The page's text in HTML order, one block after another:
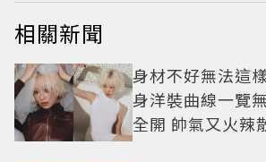
相關新聞
身材不好無法這
身洋裝曲線一覽
全開 帥氣又火辣